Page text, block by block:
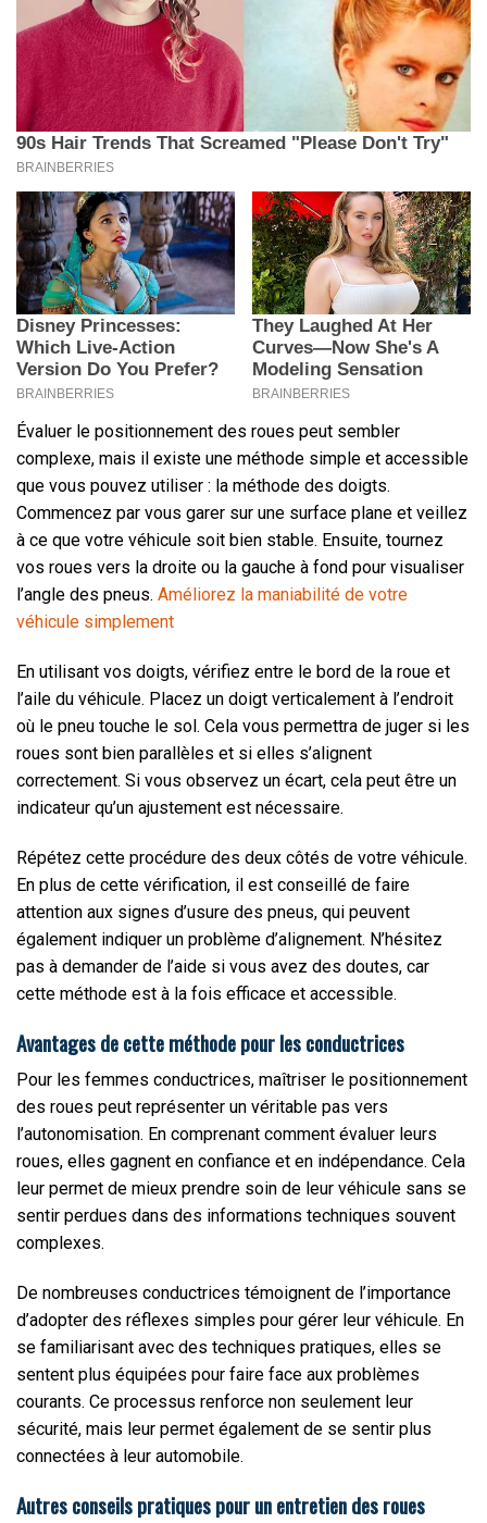
Évaluer le positionnement des roues peut sembler
complexe, mais il existe une méthode simple et accessible
que vous pouvez utiliser : la méthode des doigts.
Commencez par vous garer sur une surface plane et veillez
à ce que votre véhicule soit bien stable. Ensuite, tournez
vos roues vers la droite ou la gauche à fond pour visualiser
l’angle des pneus. Améliorez la maniabilité de votre
véhicule simplement
En utilisant vos doigts, vérifiez entre le bord de la roue et
l’aile du véhicule. Placez un doigt verticalement à l’endroit
où le pneu touche le sol. Cela vous permettra de juger si les
roues sont bien parallèles et si elles s’alignent
correctement. Si vous observez un écart, cela peut être un
indicateur qu’un ajustement est nécessaire.
Répétez cette procédure des deux côtés de votre véhicule.
En plus de cette vérification, il est conseillé de faire
attention aux signes d’usure des pneus, qui peuvent
également indiquer un problème d’alignement. N’hésitez
pas à demander de l’aide si vous avez des doutes, car
cette méthode est à la fois efficace et accessible.
Avantages de cette méthode pour les conductrices
Pour les femmes conductrices, maîtriser le positionnement
des roues peut représenter un véritable pas vers
l’autonomisation. En comprenant comment évaluer leurs
roues, elles gagnent en confiance et en indépendance. Cela
leur permet de mieux prendre soin de leur véhicule sans se
sentir perdues dans des informations techniques souvent
complexes.
De nombreuses conductrices témoignent de l’importance
d’adopter des réflexes simples pour gérer leur véhicule. En
se familiarisant avec des techniques pratiques, elles se
sentent plus équipées pour faire face aux problèmes
courants. Ce processus renforce non seulement leur
sécurité, mais leur permet également de se sentir plus
connectées à leur automobile.
Autres conseils pratiques pour un entretien des roues